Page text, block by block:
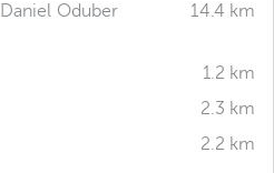
Oduber
14.4 km
1.2 km
2.3 km
2.2 km